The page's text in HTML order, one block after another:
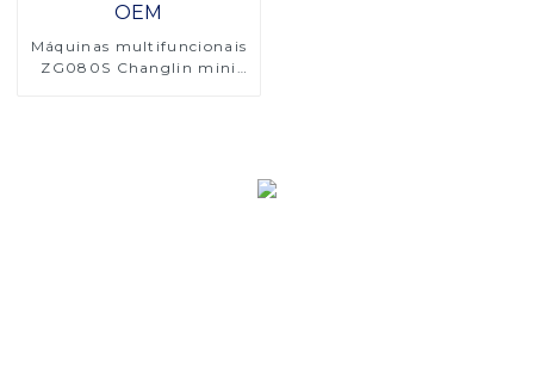
Máquinas multifuncionais
ZG080S Changlin mini